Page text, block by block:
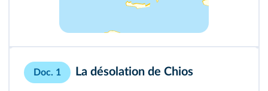
Doc. 1 La désolation de Chios